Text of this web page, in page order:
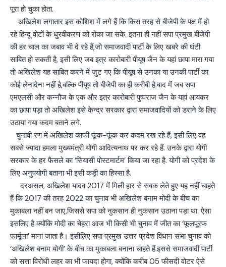
पूरा हो चुका होता.
अखिलेश लगातार इस कोशिश में लगे हैं कि किस तरह से बीजेपी के पक्ष में हो
रहे हिन्दू वोटों के धु्रवीकरण को रोका जा सके. इतना ही नहीं सपा प्रमुख बीजेपी
की हर चाल का जबाव भी दे रहे हैं,जो समाजवादी पार्टी के लिए खबरे की घंटी
साबित हो सकती है, इसी लिए जब इत्र कारोबारी पीयूष जैन के यहां छापा मारा गया
तो अखिलेश यह साबित करने में जुट गए कि पीयूष से उनका या उनकी पार्टी का
कोई लेनादेना नहीं है,बल्कि पीयूष तो बीजेपी का ही करीबी है.बाद में जब सपा
एमएलसी और कन्नौज के एक और इत्र कारोबारी पुष्पराज जैन के यहां आयकर
का छापा पड़ा तो अखिलेश इसे केन्द्र सरकार द्वारा समाजवादियों को डराने के लिए
उठाया गया कदम बताने लगे.
चुनावी रण में अखिलेश काफी फूंक-फूंक कर कदम रख रहे हैं, इसी लिए वह
सबसे ज्यादा हमला मुख्यमंत्री योगी आदित्यनाथ पर कर रहे हैं. उनके द्वारा योगी
सरकार के हर फैसले का ‘सियासी पोस्टमार्टम’ किया जा रहा है. योगी को प्रदेश के
लिए अनुपयोगी बताना भी इसी कड़ी का हिस्सा है.
दरअसल, अखिलेश यादव 2017 में मिली हार से सबक लेते हुए यह नहीं चाहते
हैं कि 2017 की तरह 2022 का चुनाव भी अखिलेश बनाम मोदी के बीच का
मुकाबला नहीं बन जाए,जिससे सपा को नुकसान ही नुकसान उठाना पड़ा था. ऐसा
इसलिए है क्योंकि मोदी का चेहरा आज भी किसी भी चुनाव में जीत का ‘फूलपू्रफ
फार्मूला’ माना जाता है। इसीलिए सपा प्रमुख उत्तर प्रदेश विधान सभा चुनाव को
‘अखिलेश बनाम योगी’ के बीच का मुकाबला बनाना चाहते हैं.इससे समाजवादी पार्टी
को सत्ता विरोधी लहर का भी फायदा होगा, क्योंकि करीब 05 फीसदी वोटर ऐसे